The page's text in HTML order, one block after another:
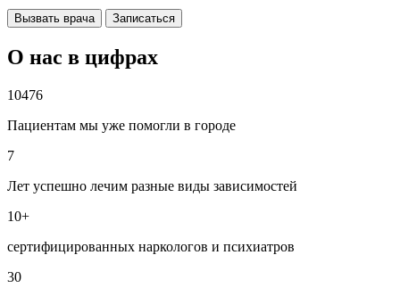
Вызвать врача Записаться
О нас в цифрах
10476
Пациентам мы уже помогли в городе
7
Лет успешно лечим разные виды зависимостей
10+
сертифицированных наркологов и психиатров
30